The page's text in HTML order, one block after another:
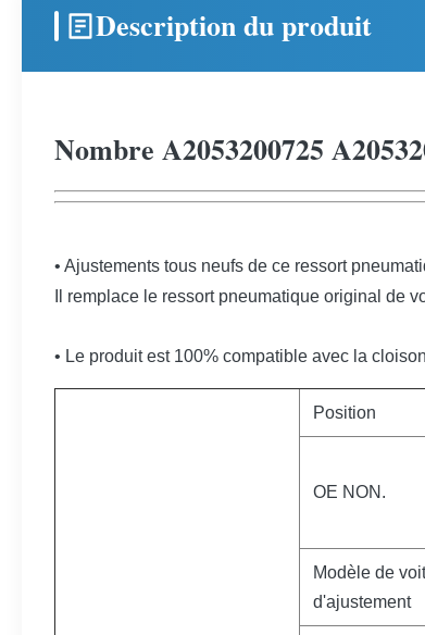
Description du produit
Nombre A2053200725
• Ajustements tous neufs de ce ressort
Il remplace le ressort pneumatique original de
• Le produit est 100% compatible avec la
Position
OE NON.
Modèle de
d'ajustement